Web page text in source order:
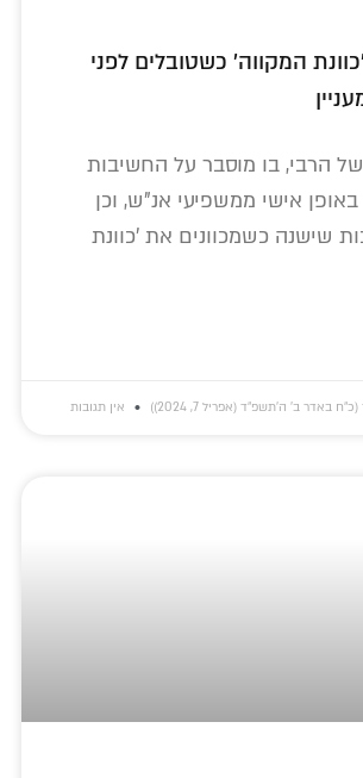
המקווה' כשטובלים לפני
הרבי, בו מוסבר על החשיבות
אישי ממשפיעי אנ"ש, וכן
שישנה כשמכוונים את 'כוונת
באדר ב׳ ה׳תשפ״ד (אפריל 7, 2024)) אין תגובות